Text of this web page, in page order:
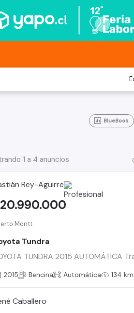
BlueBook
1 a 4 anuncios
Rey-Aguirre
Montt
Tundra
TUNDRA 2015
2015 Bencina Automática 134 km
Caballero